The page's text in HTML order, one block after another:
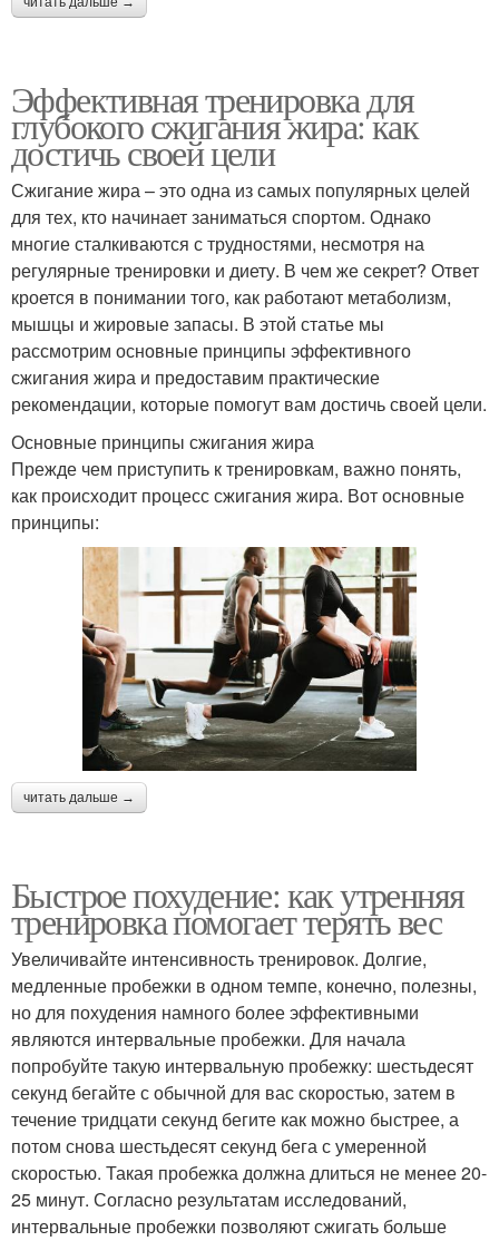
Эффективная тренировка для
глубокого сжигания жира: как
достичь своей цели
Сжигание жира – это одна из самых популярных целей
для тех, кто начинает заниматься спортом. Однако
многие сталкиваются с трудностями, несмотря на
регулярные тренировки и диету. В чем же секрет? Ответ
кроется в понимании того, как работают метаболизм,
мышцы и жировые запасы. В этой статье мы
рассмотрим основные принципы эффективного
сжигания жира и предоставим практические
рекомендации, которые помогут вам достичь своей цели.
Основные принципы сжигания жира
Прежде чем приступить к тренировкам, важно понять,
как происходит процесс сжигания жира. Вот основные
принципы:
читать дальше →
Быстрое похудение: как утренняя
тренировка помогает терять вес
Увеличивайте интенсивность тренировок. Долгие,
медленные пробежки в одном темпе, конечно, полезны,
но для похудения намного более эффективными
являются интервальные пробежки. Для начала
попробуйте такую интервальную пробежку: шестьдесят
секунд бегайте с обычной для вас скоростью, затем в
течение тридцати секунд бегите как можно быстрее, а
потом снова шестьдесят секунд бега с умеренной
скоростью. Такая пробежка должна длиться не менее 20-
25 минут. Согласно результатам исследований,
интервальные пробежки позволяют сжигать больше